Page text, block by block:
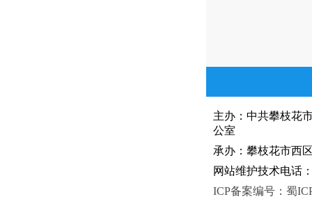
主办：中共攀枝
公室
承办：攀枝花市西
网站维护技术电话
ICP备案编号：蜀